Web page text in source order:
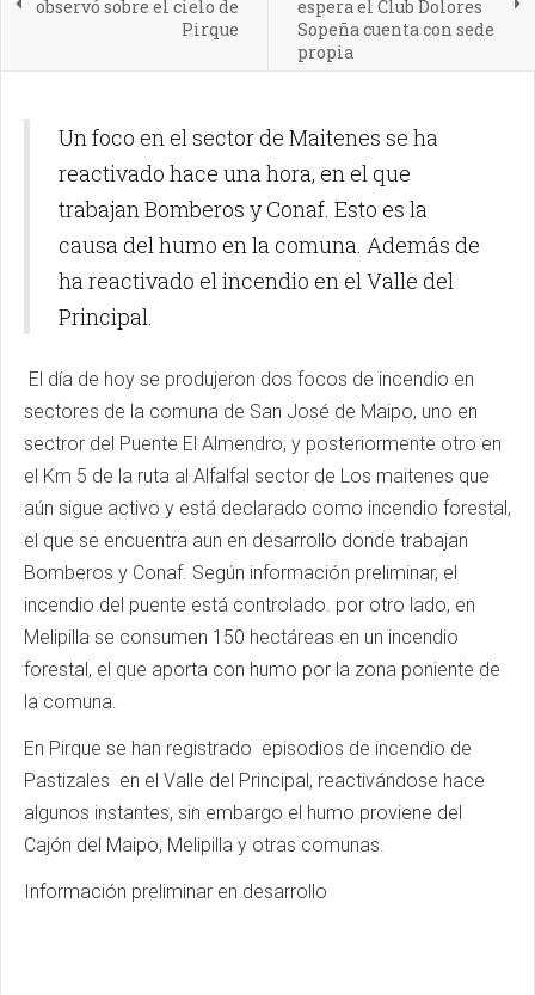
observó sobre el cielo de
Pirque
espera el Club Dolores
Sopeña cuenta con sede
propia
Un foco en el sector de Maitenes se ha
reactivado hace una hora, en el que
trabajan Bomberos y Conaf. Esto es la
causa del humo en la comuna. Además de
ha reactivado el incendio en el Valle del
Principal.
El día de hoy se produjeron dos focos de incendio en
sectores de la comuna de San José de Maipo, uno en
sectror del Puente El Almendro, y posteriormente otro en
el Km 5 de la ruta al Alfalfal sector de Los maitenes que
aún sigue activo y está declarado como incendio forestal,
el que se encuentra aun en desarrollo donde trabajan
Bomberos y Conaf. Según información preliminar, el
incendio del puente está controlado. por otro lado, en
Melipilla se consumen 150 hectáreas en un incendio
forestal, el que aporta con humo por la zona poniente de
la comuna.
En Pirque se han registrado episodios de incendio de
Pastizales en el Valle del Principal, reactivándose hace
algunos instantes, sin embargo el humo proviene del
Cajón del Maipo, Melipilla y otras comunas.
Información preliminar en desarrollo